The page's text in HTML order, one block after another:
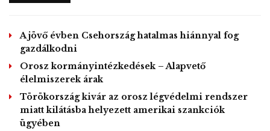
nemzetbiztonsági okokra hivatkozva szigorítani a
azonban többször elbukta az alkotmánybírósági
normakontrollt.
MTI – Fotó / Pixabay
Alkotmányellenes
telefonos feltöltőkártyák
A jövő évben Csehország hatalmas hiánnyal fog
gazdálkodni
Orosz kormányintézkedések – Alapvető
élelmiszerek árak
Törökország kivár az orosz légvédelmi rendszer
miatt kilátásba helyezett amerikai szankciók
ügyében